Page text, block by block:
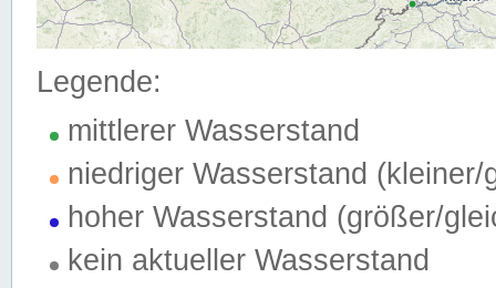
Legende:
mittlerer Wasserstand
niedriger Wasserstand (kleiner/
hoher Wasserstand (größer/
kein aktueller Wasserstand